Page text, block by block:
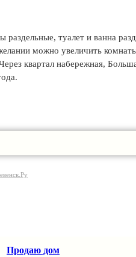
раздельные, туалет и ванна
можно увеличить
квартал набережная,
Продаю дом